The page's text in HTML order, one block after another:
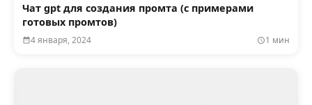
Чат gpt для создания промта (с примерами
готовых промтов)
4 января, 2024 1 мин